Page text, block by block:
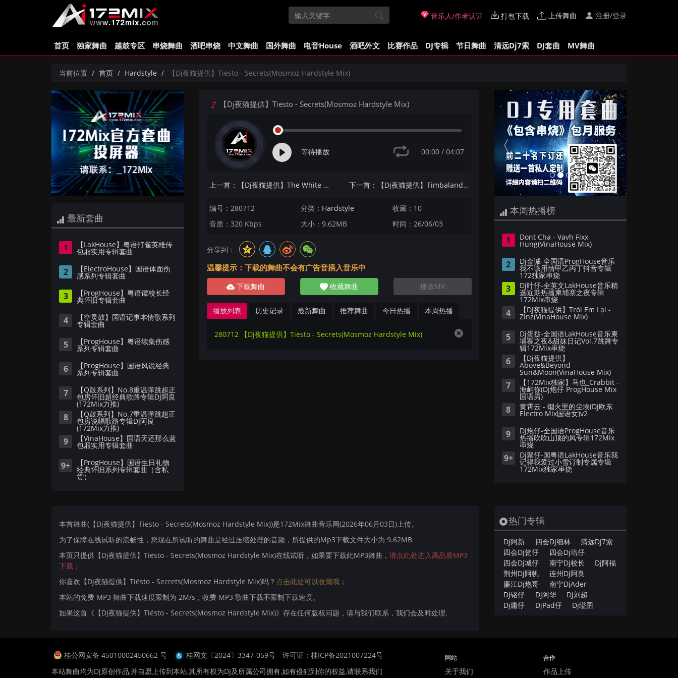
音乐人/作者认证 打包下载 上传舞曲 注册/登录
首页 独家舞曲 越鼓专区 串烧舞曲 酒吧串烧 中文舞曲 国外舞曲 电音House 酒吧外文 比赛作品 DJ专辑 节日舞曲 清远Dj7索 DJ套曲 MV舞曲
当前位置 首页 Hardstyle 【Dj夜猫提供】Tiësto - Secrets(Mosmoz Hardstyle Mix)
最新套曲
1 【LakHouse】粤语打雀英雄传
包厢实用专辑套曲
2 【ElectroHouse】国语体面伤
感系列专辑套曲
3 【ProgHouse】粤语谭校长经
典怀旧专辑套曲
4 【空灵鼓】国语记事本情歌系列
专辑套曲
5 【ProgHouse】粤语续集伤感
系列专辑套曲
6 【ProgHouse】国语风说经典
系列专辑套曲
7 【Q鼓系列】No.8重温弹跳超正
包房怀旧超经典歌路专辑DJ阿良
(172Mix力推)
8 【Q鼓系列】No.7重温弹跳超正
包房说唱歌路专辑DJ阿良
(172Mix力推)
9 【VinaHouse】国语天还那么蓝
包厢实用专辑套曲
9+ 【ProgHouse】国语生日礼物
经典怀旧系列专辑套曲（含私
货）
【Dj夜猫提供】Tiësto - Secrets(Mosmoz Hardstyle Mix)
等待播放 00:00 / 04:07
上一首：【Dj夜猫提供】The White Stripes - Seven Nation Army(Techno Mix) 下一首：【Dj夜猫提供】Timbaland - Give It To Me(Techno Mix)
编号：280712 分类： Hardstyle
收藏：10
音质：320 Kbps
大小：9.62MB 时间：26/06/03
分享到：
温馨提示：下载的舞曲不会有广告音插入音乐中
下载舞曲 收藏舞曲 播放MV
播放列表 历史记录 最新舞曲 推荐舞曲 今日热播 本周热播
280712 【Dj夜猫提供】Tiësto - Secrets(Mosmoz Hardstyle Mix)
Previous Next
本周热播榜
1 Dont Cha - Vavh Fixx
Hung(VinaHouse Mix)
2 Dj金诚-全国语ProgHouse音乐
我不该用情甲乙丙丁抖音专辑
172独家串烧
3 Dj叶仔-全英文LakHouse音乐精
选近期热播柬埔寨之夜专辑
172Mix串烧
4 【Dj夜猫提供】Trói Em Lại -
Zinz(VinaHouse Mix)
5 Dj蛋挞-全国语LakHouse音乐柬
埔寨之夜&甜妹日记Vol.7跳舞专
辑172Mix串烧
6 【Dj夜猫提供】
Above&Beyond -
Sun&Moon(VinaHouse Mix)
7 【172Mix独家】马也_Crabbit -
海屿你(Dj炮仔 ProgHouse Mix
国语男)
8 黄霄云 - 烟火里的尘埃(Dj欧东
Electro Mix国语女)v2
9 Dj炮仔-全国语ProgHouse音乐
热播吹吹山顶的风专辑172Mix
串烧
9+ Dj聚仔-国粤语LakHouse音乐我
记得我爱过小雪订制专属专辑
172Mix独家串烧
本首舞曲(【Dj夜猫提供】Tiësto - Secrets(Mosmoz Hardstyle Mix))是172Mix舞曲音乐网(2026年06月03日)上传。
为了保障在线试听的流畅性，您现在所试听的舞曲是经过压缩处理的音频，所提供的Mp3下载文件大小为 9.62MB
本页只提供【Dj夜猫提供】Tiësto - Secrets(Mosmoz Hardstyle Mix)在线试听，如果要下载此MP3舞曲， 请点此处进入高品质MP3
下载；
你喜欢【Dj夜猫提供】Tiësto - Secrets(Mosmoz Hardstyle Mix)吗？ 点击此处可以收藏哦 ；
本站的免费 MP3 舞曲下载速度限制为 2M/s，收费 MP3 歌曲下载不限制下载速度。
如果这首《【Dj夜猫提供】Tiësto - Secrets(Mosmoz Hardstyle Mix)》存在任何版权问题，请与我们联系，我们会及时处理.
热门专辑
Dj阿新 四会Dj细林
清远Dj7索
四会Dj贺仔
四会Dj培仔
四会Dj城仔
南宁Dj校长
Dj阿福
荆州Dj阿帆
连州Dj阿良
廉江Dj炮哥
南宁DjAder
Dj铭仔
Dj阿华
Dj刘超
Dj庸仔
DjPad仔 Dj缢囝
桂公网安备 45010002450662 号 桂网文〔2024〕3347-059号
许可证：桂ICP备2021007224号
本站舞曲均为DJ原创作品,并自愿上传到本站,其所有权为DJ及所属公司拥有,如有侵犯到你的权益,请联系我们
网站
关于我们
合作
作品上传